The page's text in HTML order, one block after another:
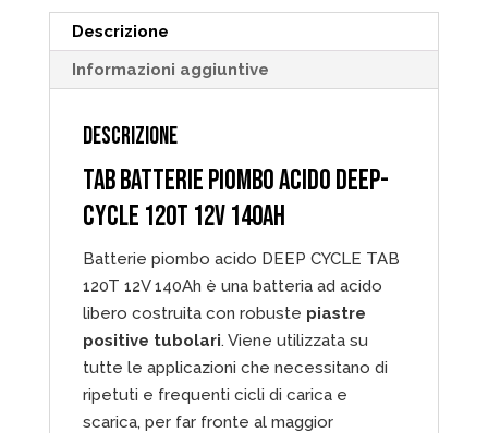
quantità
Descrizione
Informazioni aggiuntive
DESCRIZIONE
TAB BATTERIE PIOMBO ACIDO DEEP-
CYCLE 120T 12V 140AH
Batterie piombo acido DEEP CYCLE TAB
120T 12V 140Ah è una batteria ad acido
libero costruita con robuste piastre
positive tubolari. Viene utilizzata su
tutte le applicazioni che necessitano di
ripetuti e frequenti cicli di carica e
scarica, per far fronte al maggior